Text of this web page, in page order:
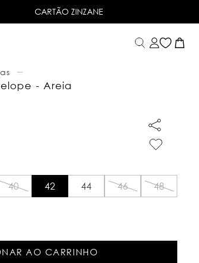
6X SEM JUROSNO CARTÃO DE CRÉDITO
CARTÃO ZINZANE
- Areia
40 42 44 46 48
AO CARRINHO